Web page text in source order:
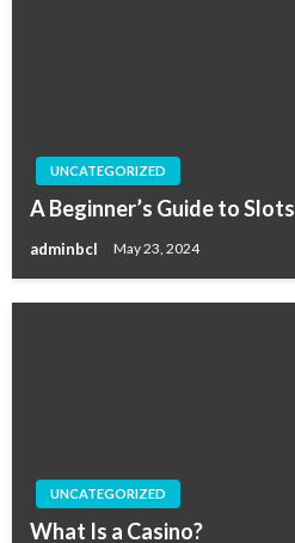
UNCATEGORIZED
A Beginner’s Guide to Slots
adminbcl May 23, 2024
UNCATEGORIZED
What Is a Casino?